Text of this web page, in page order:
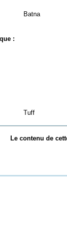
Batna
:
Tuff
Le contenu de